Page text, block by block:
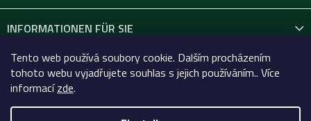
Tento web používá soubory cookie. Dalším procházením
tohoto webu vyjadřujete souhlas s jejich používáním.. Více
informacízde.
INFORMATIONEN FÜR SIE
KONTAKT